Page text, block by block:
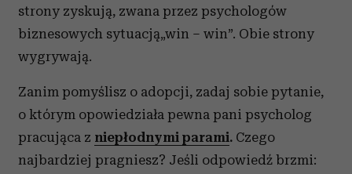
strony zyskują, zwana przez psychologów
biznesowych sytuacją„win – win”. Obie strony
wygrywają.
Zanim pomyślisz o adopcji, zadaj sobie pytanie,
o którym opowiedziała pewna pani psycholog
pracująca z niepłodnymi parami. Czego
najbardziej pragniesz? Jeśli odpowiedź brzmi: